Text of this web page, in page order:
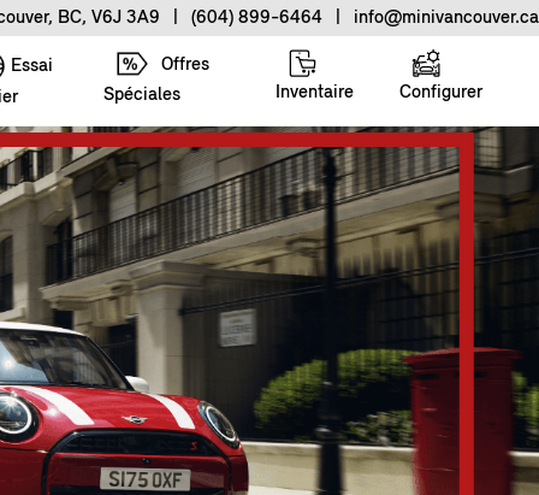
BC, V6J 3A9 (604) 899-6464 info@minivancouver.ca
Essai
Offres
Spéciales
Inventaire Configurer